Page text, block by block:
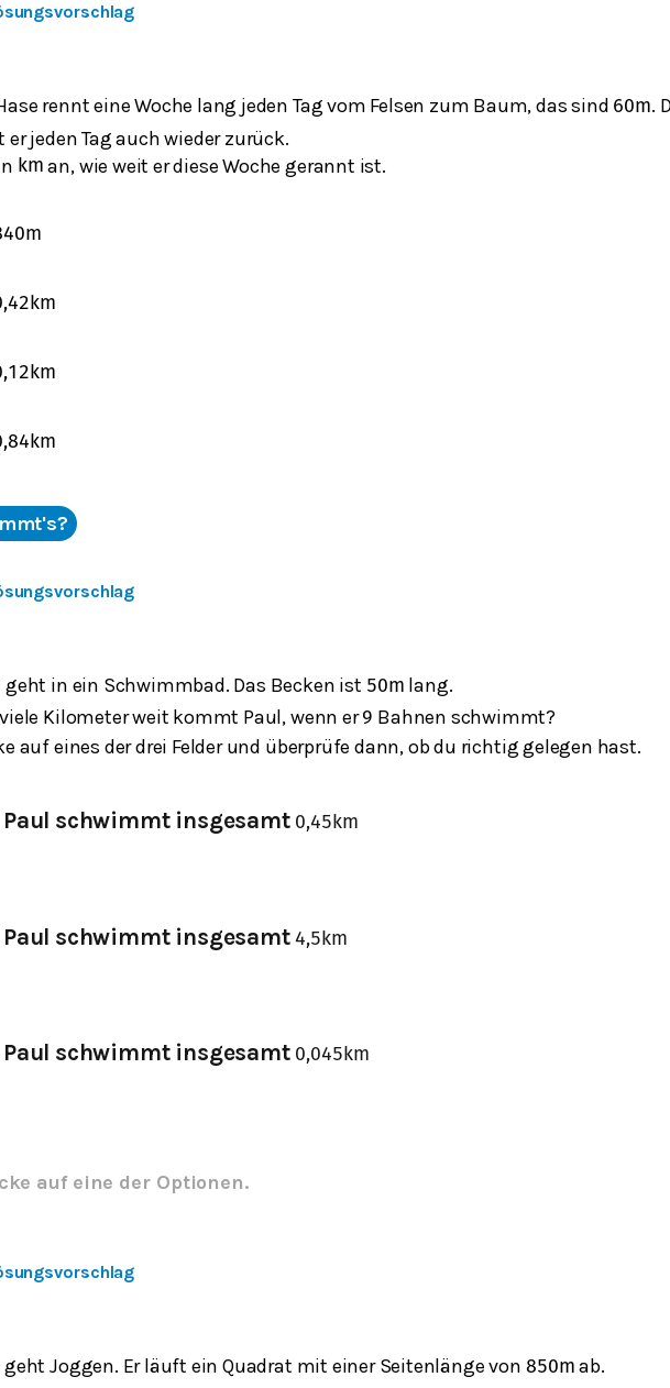
rennt eine Woche lang jeden Tag vom Felsen zum Baum, das sind 60m.
er jeden Tag auch wieder zurück.
km an, wie weit er diese Woche gerannt ist.
m
km
km
km
geht in ein Schwimmbad. Das Becken ist 50m lang.
Kilometer weit kommt Paul, wenn er9 Bahnen schwimmt?
auf eines der drei Felder und überprüfe dann, ob du richtig gelegen hast.
Paul schwimmt insgesamt 0,45 km
Paul schwimmt insgesamt4,5 km
Paul schwimmt insgesamt 0,045 km
auf eine der Optionen.
geht Joggen. Er läuft ein Quadrat mit einer Seitenlänge von 850m ab.